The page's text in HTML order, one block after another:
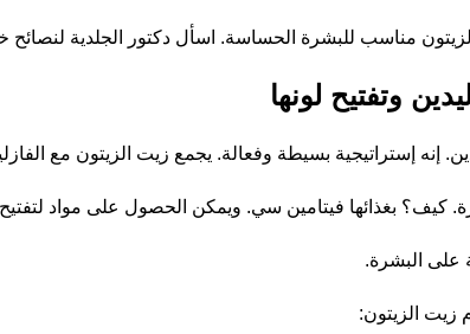
مناسب للبشرة الحساسة. اسأل دكتور الجلدية لنصائح
وتفتيح لونها
إنه إستراتيجية بسيطة وفعالة. يجمع زيت الزيتون مع
كيف؟ بغذائها فيتامين سي. ويمكن الحصول على مواد لتفتيح
على البشرة.
زيت الزيتون: